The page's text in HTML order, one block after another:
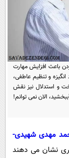
باعث افزایش مهارت
و تنظیم عاطفی،
و استدلال نیز نقش
الان نمی توانم!
مهدی شهیدی-
نشان می دهند